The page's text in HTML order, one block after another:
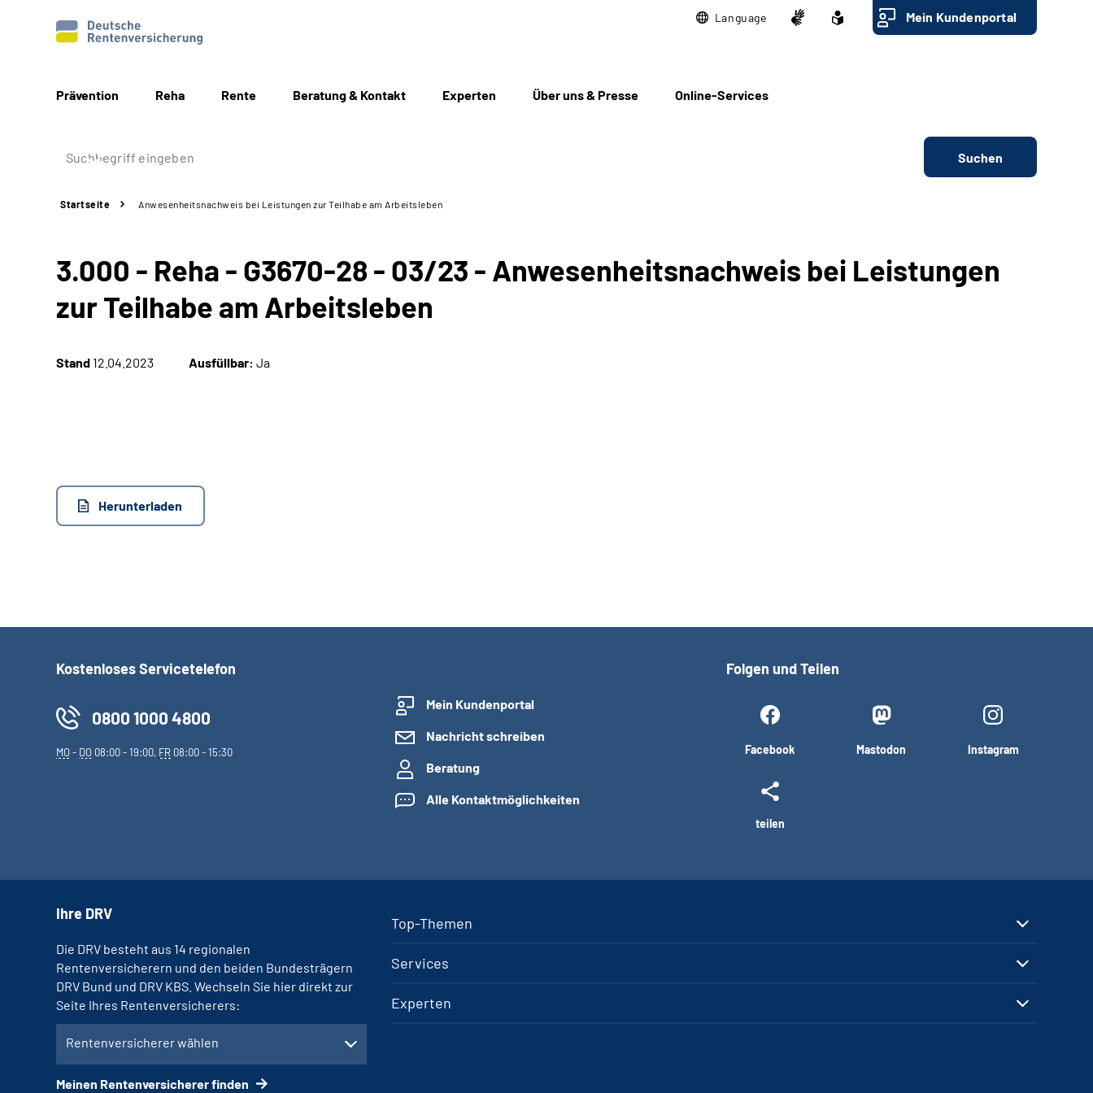
Language Mein Kundenportal
Prävention Reha Rente Beratung & Kontakt Experten Über uns & Presse Online-Services
Suchen
Startseite Anwesenheitsnachweis bei Leistungen zur Teilhabe am Arbeitsleben
3.000 - Reha - G3670-28 - 03/23 - Anwesenheitsnachweis bei Leistungen
zur Teilhabe am Arbeitsleben
Stand 12.04.2023 Ausfüllbar: Ja
Herunterladen
Kostenloses Servicetelefon
0800 1000 4800
MO- DO 08:00 - 19:00, FR 08:00 - 15:30
Mein Kundenportal
Nachricht schreiben
Beratung
Alle Kontaktmöglichkeiten
Folgen und Teilen
Facebook Mastodon Instagram
teilen
Top-Themen
Services
Experten
Ihre DRV
Die DRV besteht aus 14 regionalen
Rentenversicherern und den beiden Bundesträgern
DRV Bund und DRV KBS. Wechseln Sie hier direkt zur
Seite Ihres Rentenversicherers:
Rentenversicherer wählen
Meinen Rentenversicherer finden